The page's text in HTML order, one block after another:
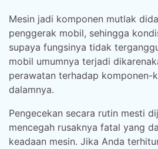
Mesin jadi komponen mutlak
penggerak mobil, sehingga
supaya fungsinya tidak
mobil umumnya terjadi
perawatan terhadap komponen-
dalamnya.
Pengecekan secara rutin mesti
mencegah rusaknya fatal yang
keadaan mesin. Jika Anda